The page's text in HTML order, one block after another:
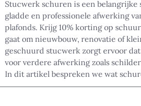
Stucwerk schuren is een belangrijke
gladde en professionele afwerking
plafonds. Krijg 10% korting op
gaat om nieuwbouw, renovatie of
geschuurd stucwerk zorgt ervoor
voor verdere afwerking zoals
In dit artikel bespreken we wat